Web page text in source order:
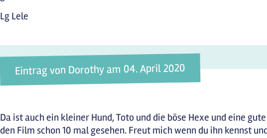
Lg Lele
Eintrag von Dorothy am 04. April 2020
Da ist auch ein kleiner Hund, Toto und die böse Hexe und eine
den Film schon 10 mal gesehen. Freut mich wenn du ihn kennst